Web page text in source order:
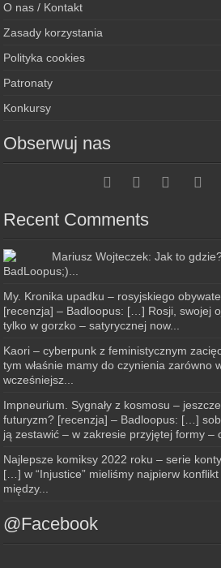
O nas / Kontakt
Zasady korzystania
Polityka cookies
Patronaty
Konkursy
Obserwuj nas
Recent Comments
Mariusz Wojteczek: Jak to
BadLoopus;)...
My. Kronika upadku – rosyjskiego
[recenzja] – Badloopus: […] Rosji, swojej
tylko w gorzko – satyrycznej now...
Kaori – cyberpunk z feministycznym
tym właśnie mamy do czynienia zarówno
wcześniejsz...
Impneurium. Sygnały z kosmosu –
futuryzm? [recenzja] – Badloopus: […]
ją zestawić – w zakresie przyjętej formy –
Najlepsze komiksy 2022 roku – serie
[…] w “Injustice” mieliśmy najpierw
między...
@Facebook